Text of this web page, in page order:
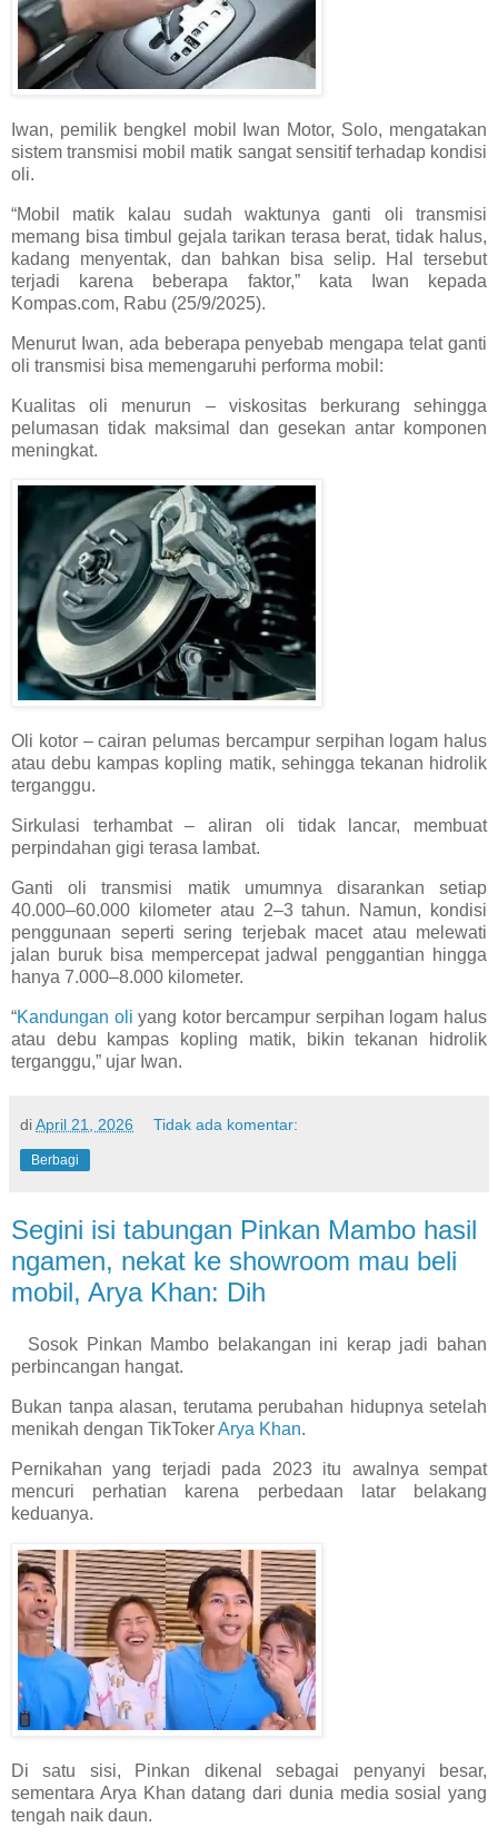
Iwan, pemilik bengkel mobil Iwan Motor, Solo, mengatakan
sistem transmisi mobil matik sangat sensitif terhadap kondisi
oli.
“Mobil matik kalau sudah waktunya ganti oli transmisi
memang bisa timbul gejala tarikan terasa berat, tidak halus,
kadang menyentak, dan bahkan bisa selip. Hal tersebut
terjadi karena beberapa faktor,” kata Iwan kepada
Kompas.com, Rabu (25/9/2025).
Menurut Iwan, ada beberapa penyebab mengapa telat ganti
oli transmisi bisa memengaruhi performa mobil:
Kualitas oli menurun – viskositas berkurang sehingga
pelumasan tidak maksimal dan gesekan antar komponen
meningkat.
Oli kotor – cairan pelumas bercampur serpihan logam halus
atau debu kampas kopling matik, sehingga tekanan hidrolik
terganggu.
Sirkulasi terhambat – aliran oli tidak lancar, membuat
perpindahan gigi terasa lambat.
Ganti oli transmisi matik umumnya disarankan setiap
40.000–60.000 kilometer atau 2–3 tahun. Namun, kondisi
penggunaan seperti sering terjebak macet atau melewati
jalan buruk bisa mempercepat jadwal penggantian hingga
hanya 7.000–8.000 kilometer.
“Kandungan oli yang kotor bercampur serpihan logam halus
atau debu kampas kopling matik, bikin tekanan hidrolik
terganggu,” ujar Iwan.
diApril 21, 2026 Tidak ada komentar:
Berbagi
Segini isi tabungan Pinkan Mambo hasil
ngamen, nekat ke showroom mau beli
mobil, Arya Khan: Dih
Sosok Pinkan Mambo belakangan ini kerap jadi bahan
perbincangan hangat.
Bukan tanpa alasan, terutama perubahan hidupnya setelah
menikah dengan TikTokerArya Khan.
Pernikahan yang terjadi pada 2023 itu awalnya sempat
mencuri perhatian karena perbedaan latar belakang
keduanya.
Di satu sisi, Pinkan dikenal sebagai penyanyi besar,
sementara Arya Khan datang dari dunia media sosial yang
tengah naik daun.